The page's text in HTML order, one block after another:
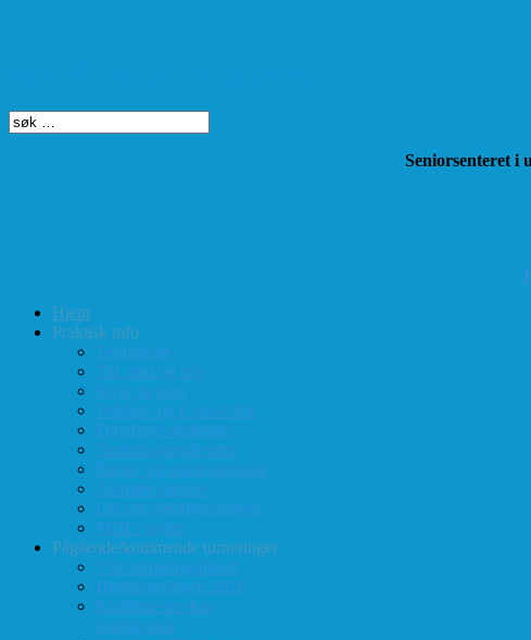
Seniorsenteret i
Hjem
Praktisk info
Terminliste
Tid, sted og pris
Styre og verv
Telefon- og E-post-liste
Forenings-vedtekter
Turneringsreglement
Barne- og ungdomssjakk
Årsmøte-papirer
Litt om sjakkforeningen
FIDEs regler
Pågående/kommende turneringer
Vårt turneringstilbud
Høstturneringen 2026
Klubbmesterskap
Hurtigsjakk